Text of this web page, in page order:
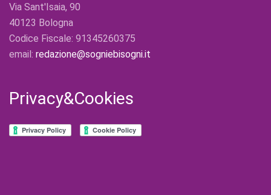
Via Sant'Isaia, 90
40123 Bologna
Codice Fiscale: 91345260375
email: redazione@sogniebisogni.it
Privacy&Cookies